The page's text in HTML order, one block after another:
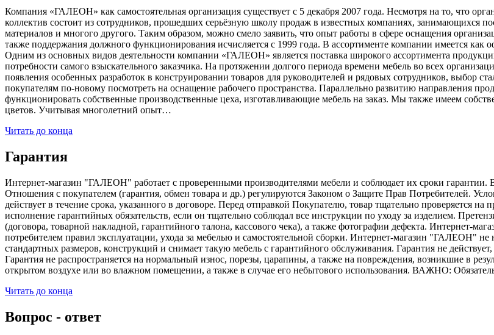
Компания «ГАЛЕОН» как самостоятельная организация существует с 5 декабря 2007 года. Несмотря на то, что
коллектив состоит из сотрудников, прошедших серьёзную школу продаж в известных компаниях, занимающихся
материалов и многого другого. Таким образом, можно смело заявить, что опыт работы в сфере оснащения
также поддержания должного функционирования исчисляется с 1999 года. В ассортименте компании имеется как
Одним из основных видов деятельности компании «ГАЛЕОН» является поставка широкого ассортимента
потребности самого взыскательного заказчика. На протяжении долгого периода времени мебель во всех
появления особенных разработок в конструировании товаров для руководителей и рядовых сотрудников, выбор
покупателям по-новому посмотреть на оснащение рабочего пространства. Параллельно развитию направления
функционировать собственные производственные цеха, изготавливающие мебель на заказ. Мы также имеем
цветов. Учитывая многолетний опыт…
Читать до конца
Гарантия
Интернет-магазин "ГАЛЕОН" работает с проверенными производителями мебели и соблюдает их сроки гарантии. В
Отношения с покупателем (гарантия, обмен товара и др.) регулируются Законом о Защите Прав Потребителей.
действует в течение срока, указанного в договоре. Перед отправкой Покупателю, товар тщательно проверяется
исполнение гарантийных обязательств, если он тщательно соблюдал все инструкции по уходу за изделием.
(договора, товарной накладной, гарантийного талона, кассового чека), а также фотографии дефекта. Интернет-
потребителем правил эксплуатации, ухода за мебелью и самостоятельной сборки. Интернет-магазин "ГАЛЕОН" не
стандартных размеров, конструкций и снимает такую мебель с гарантийного обслуживания. Гарантия не
Гарантия не распространяется на нормальный износ, порезы, царапины, а также на повреждения, возникшие в
открытом воздухе или во влажном помещении, а также в случае его небытового использования. ВАЖНО:
Читать до конца
Вопрос - ответ